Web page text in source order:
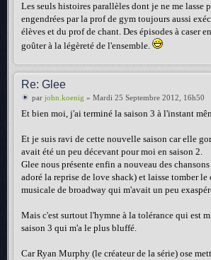
Les seuls histoires parallèles dont je ne me lasse
engendrées par la prof de gym toujours aussi
élèves et du prof de chant. Des épisodes à caser
goûter à la légèreté de l'ensemble.
Re: Glee
par john.koenig » Mardi 25 Septembre 2012, 16h50
Et bien moi, j'ai terminé la saison 3 à l'instant
Et je suis ravi de cette nouvelle saison car elle
avait été un peu décevant pour moi en saison 2.
Glee nous présente enfin a nouveau des
adoré la reprise de love shack) et laisse tomber le
musicale de broadway qui m'avait un peu
Mais c'est surtout l'hymne à la tolérance qui est
saison 3 qui m'a le plus bluffé.
Car Ryan Murphy (le créateur de la série) ose